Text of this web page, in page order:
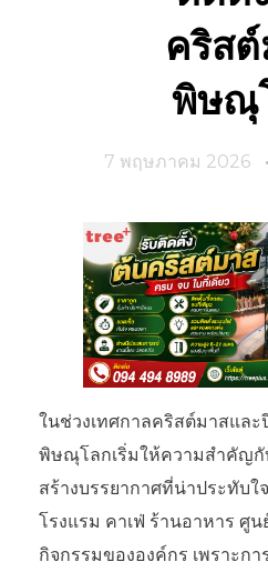
คริส
พิษณุ
7 พฤษภาคม 2026
ในช่วงเทศกาลคริสต์มาสแล
พิษณุโลกเริ่มให้ความสำคัญกั
สร้างบรรยากาศที่น่าประทับใ
โรงแรม คาเฟ่ ร้านอาหาร ศู
กิจกรรมขององค์กร เพราะก